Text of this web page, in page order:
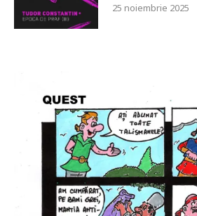
25 noiembrie 2025